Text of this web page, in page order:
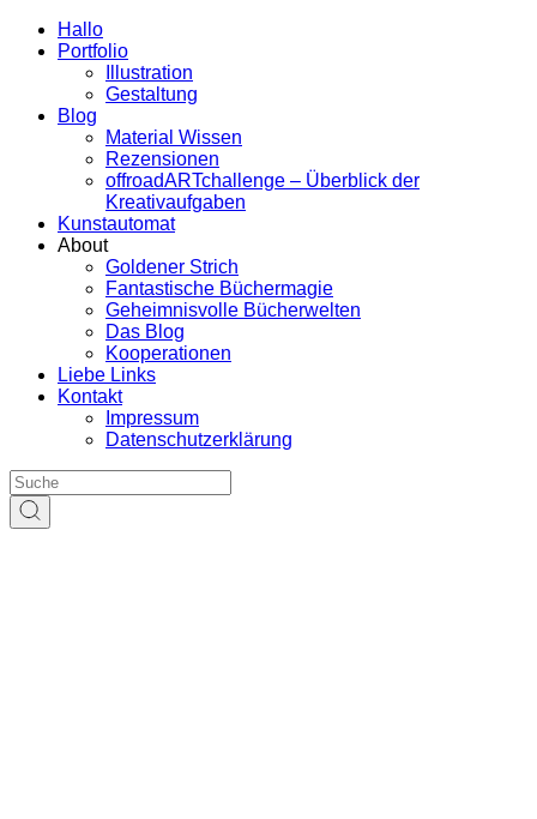
Hallo
Portfolio
Illustration
Gestaltung
Blog
Material Wissen
Rezensionen
offroadARTchallenge – Überblick der
Kreativaufgaben
Kunstautomat
About
Goldener Strich
Fantastische Büchermagie
Geheimnisvolle Bücherwelten
Das Blog
Kooperationen
Liebe Links
Kontakt
Impressum
Datenschutzerklärung